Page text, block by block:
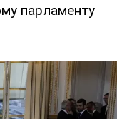
парламенту